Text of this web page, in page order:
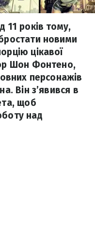
11 років тому,
новими
цікавої
Шон Фонтено,
персонажів
Він з’явився в
щоб
над